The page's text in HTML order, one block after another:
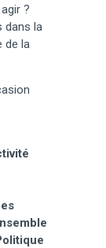
?
dans la
de la